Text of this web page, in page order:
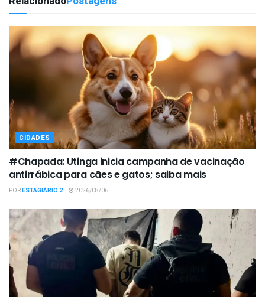
CIDADES
#Chapada: Utinga inicia campanha de vacinação
antirrábica para cães e gatos; saiba mais
PORESTAGIÁRIO 2 2026/08/06